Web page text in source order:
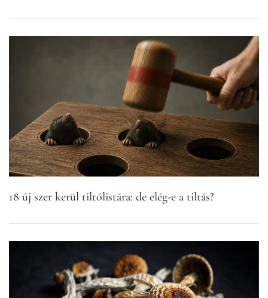
18 új szer kerül tiltólistára: de elég-e a tiltás?